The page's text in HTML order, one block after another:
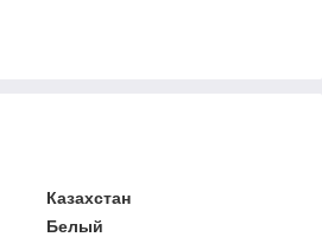
Казахстан
Белый